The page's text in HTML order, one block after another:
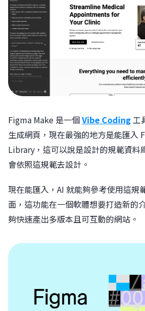
Figma Make 是一個Vibe Coding工
生成網頁，現在最強的地方是能匯入
Library，這可以說是設計的規範資料
會依照這規範去設計。
現在能匯入，AI 就能夠參考使用這規
面，這功能在一個軟體想要打造新的
夠快速產出多版本且可互動的網站。